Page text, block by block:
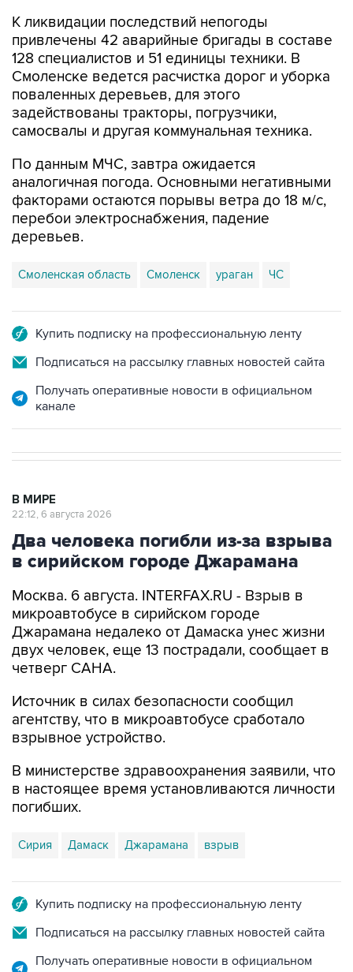
К ликвидации последствий непогоды
привлечены 42 аварийные бригады в составе
128 специалистов и 51 единицы техники. В
Смоленске ведется расчистка дорог и уборка
поваленных деревьев, для этого
задействованы тракторы, погрузчики,
самосвалы и другая коммунальная техника.
По данным МЧС, завтра ожидается
аналогичная погода. Основными негативными
факторами остаются порывы ветра до 18 м/с,
перебои электроснабжения, падение
деревьев.
Смоленская область Смоленск ураган ЧС
Купить подписку на профессиональную ленту
Подписаться на рассылку главных новостей сайта
Получать оперативные новости в официальном
канале
В МИРЕ
22:12, 6 августа 2026
Два человека погибли из-за взрыва
в сирийском городе Джарамана
Москва. 6 августа. INTERFAX.RU - Взрыв в
микроавтобусе в сирийском городе
Джарамана недалеко от Дамаска унес жизни
двух человек, еще 13 пострадали, сообщает в
четверг САНА.
Источник в силах безопасности сообщил
агентству, что в микроавтобусе сработало
взрывное устройство.
В министерстве здравоохранения заявили, что
в настоящее время установливаются личности
погибших.
Сирия Дамаск Джарамана взрыв
Купить подписку на профессиональную ленту
Подписаться на рассылку главных новостей сайта
Получать оперативные новости в официальном